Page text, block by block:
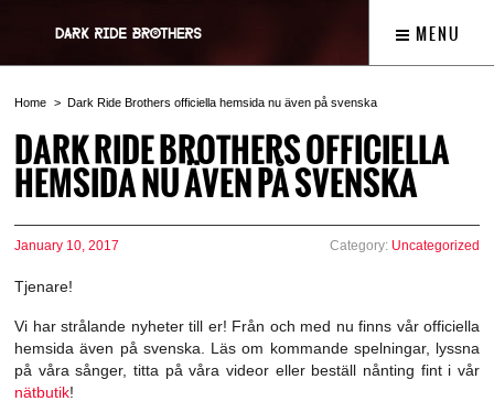
MENU
Home Dark Ride Brothers officiella hemsida nu även på svenska
DARK RIDE BROTHERS OFFICIELLA
HEMSIDA NU ÄVEN PÅ SVENSKA
January 10, 2017 Category: Uncategorized
Tjenare!
Vi har strålande nyheter till er! Från och med nu finns vår officiella
hemsida även på svenska. Läs om kommande spelningar, lyssna
på våra sånger, titta på våra videor eller beställ nånting fint i vår
nätbutik!